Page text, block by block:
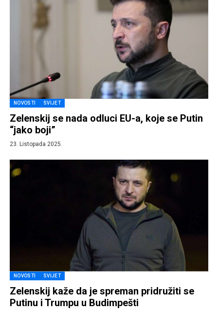
NOVOSTI SVIJET
Zelenskij se nada odluci EU-a, koje se Putin
“jako boji”
23. Listopada 2025.
NOVOSTI SVIJET
Zelenskij kaže da je spreman pridružiti se
Putinu i Trumpu u Budimpešti